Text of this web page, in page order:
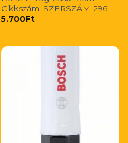
Cikkszám: SZERSZÁM 296
5.700Ft